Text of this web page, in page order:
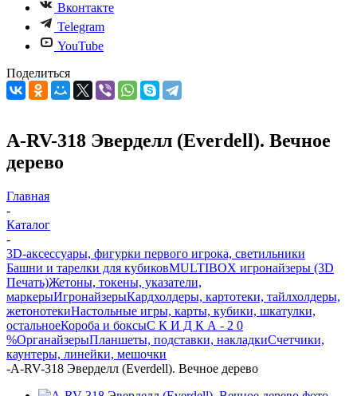
Вконтакте
Telegram
YouTube
Поделиться
A-RV-318 Эверделл (Everdell). Вечное
дерево
Главная
-
Каталог
-
3D-аксессуары, фигурки первого игрока, светильники
Башни и тарелки для кубиковMULTIBOX игронайзеры (3D
Печать)Жетоны, токены, указатели,
маркерыИгронайзерыКардхолдеры, картотеки, тайлхолдеры,
жетонотекиНастольные игры, карты, кубики, шкатулки,
остальноеКороба и боксыС К И Д К А - 2 0
%ОрганайзерыПланшеты, подставки, накладкиСчетчики,
каунтеры, линейки, мешочки
-A-RV-318 Эверделл (Everdell). Вечное дерево